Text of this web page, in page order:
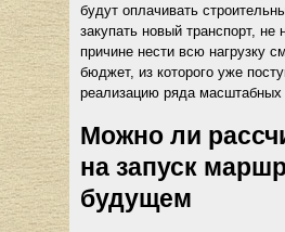
будут оплачивать
закупать новый транспорт, не
причине нести всю нагрузку
бюджет, из которого уже
реализацию ряда масштабных
Можно ли
на запуск
будущем